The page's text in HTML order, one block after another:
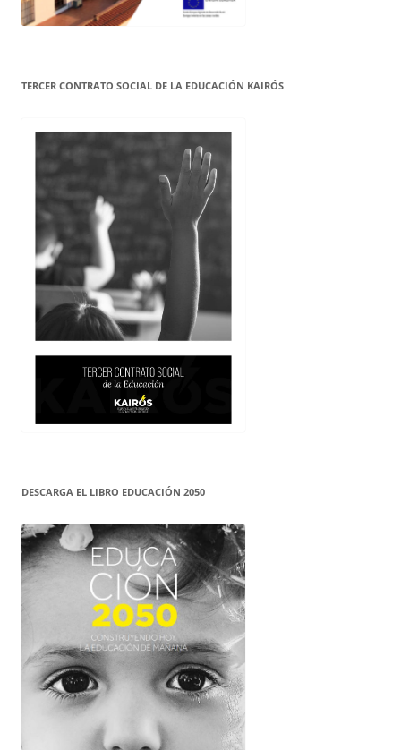
TERCER CONTRATO SOCIAL DE LA EDUCACIÓN KAIRÓS
DESCARGA EL LIBRO EDUCACIÓN 2050